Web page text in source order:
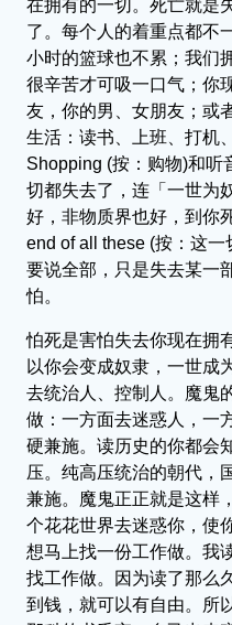
在拥有的一切。死亡就是
了。每个人的着重点都不
小时的篮球也不累；我们
很辛苦才可吸一口气；你
友，你的男、女朋友；或
生活：读书、上班、打机
Shopping (按：购物)和听
切都失去了，连「一世为
好，非物质界也好，到你
end of all these (按：这
要说全部，只是失去某一
怕。
怕死是害怕失去你现在拥
以你会变成奴隶，一世成
去统治人、控制人。魔鬼
做：一方面去迷惑人，一
硬兼施。读历史的你都会
压。纯高压统治的朝代，
兼施。魔鬼正正就是这样
个花花世界去迷惑你，使
想马上找一份工作做。我
找工作做。因为读了那么
到钱，就可以有自由。所